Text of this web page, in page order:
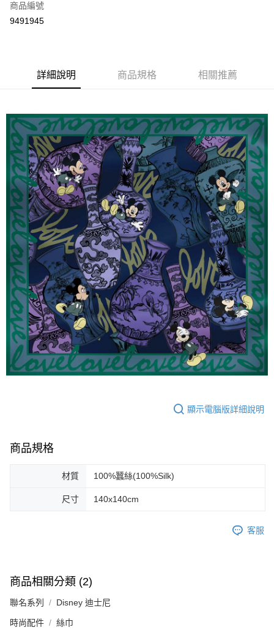
LINE Pay
運送方式
每筆NT$80，滿NT$5,000(含以上)免運費
商品編號
9491945
詳細說明 商品規格 相關推薦
顯示電腦版詳細說明
商品規格
材質 100%蠶絲(100%Silk)
尺寸 140x140cm
客服
商品相關分類 (2)
聯名系列 Disney 迪士尼
時尚配件 絲巾